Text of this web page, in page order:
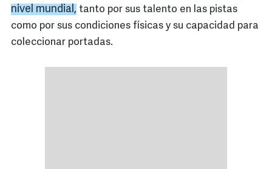
nivel mundial, tanto por sus talento en las pistas
como por sus condiciones físicas y su capacidad para
coleccionar portadas.